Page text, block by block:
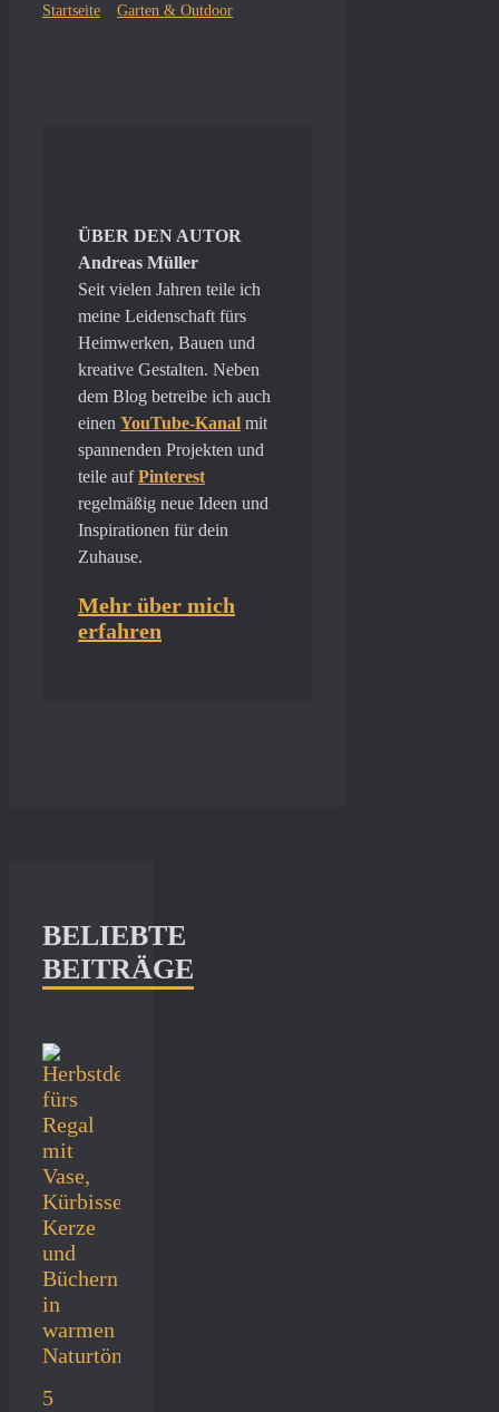
Startseite Garten & Outdoor
ÜBER DEN AUTOR
Andreas Müller
Seit vielen Jahren teile ich
meine Leidenschaft fürs
Heimwerken, Bauen und
kreative Gestalten. Neben
dem Blog betreibe ich auch
einen YouTube-Kanal mit
spannenden Projekten und
teile aufPinterest
regelmäßig neue Ideen und
Inspirationen für dein
Zuhause.
Mehr über mich
erfahren
BELIEBTE
BEITRÄGE
5